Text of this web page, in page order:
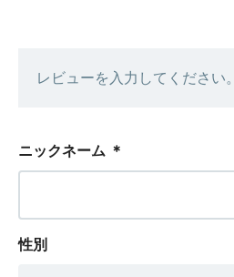
レビューを入力してください。
ニックネーム ＊
性別